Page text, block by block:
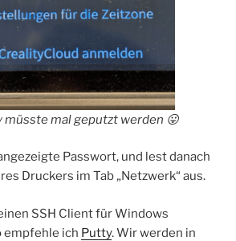
müsste mal geputzt werden 😛
Passwort, und lest danach
Druckers im Tab „Netzwerk“ aus.
SSH Client für Windows
empfehle ich Putty. Wir werden in